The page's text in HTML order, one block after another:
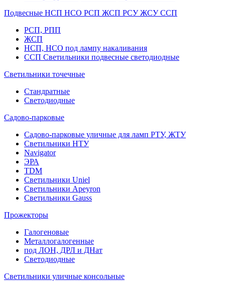
Подвесные НСП НСО РСП ЖСП РСУ ЖСУ ССП
РСП, РПП
ЖСП
НСП, НСО под лампу накаливания
ССП Светильники подвесные светодиодные
Светильники точечные
Стандратные
Светодиодные
Садово-парковые
Садово-парковые уличные для ламп РТУ, ЖТУ
Светильники НТУ
Navigator
ЭРА
TDM
Светильники Uniel
Светильники Apeyron
Светильники Gauss
Прожекторы
Галогеновые
Металлогалогенные
под ЛОН, ДРЛ и ДНат
Светодиодные
Светильники уличные консольные